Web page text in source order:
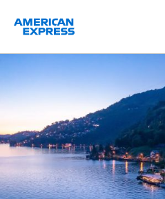
Logo